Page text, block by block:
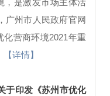
，是激发市场主体活
广州市人民政府官网
化营商环境2021年重
【详情】
于印发《苏州市优化